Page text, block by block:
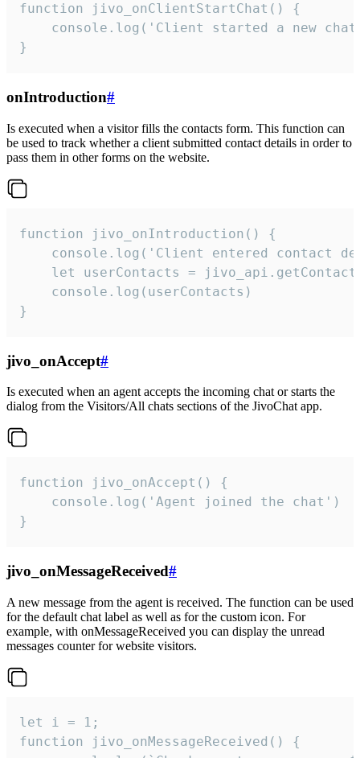
function jivo_onClientStartChat() {
console.log('Client started a new
}
onIntroduction#
Is executed when a visitor fills the contacts form. This function can
be used to track whether a client submitted contact details in order to
pass them in other forms on the website.
function jivo_onIntroduction() {
console.log('Client entered contact
let userContacts =
    console.log(userContacts)
}
jivo_onAccept#
Is executed when an agent accepts the incoming chat or starts the
dialog from the Visitors/All chats sections of the JivoChat app.
function jivo_onAccept() {
}
jivo_onMessageReceived#
A new message from the agent is received. The function can be used
for the default chat label as well as for the custom icon. For
example, with onMessageReceived you can display the unread
messages counter for website visitors.
let i = 1;
function jivo_onMessageReceived() {